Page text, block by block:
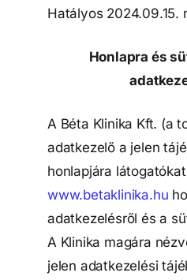
Hatályos 2024.09.15.
Honlapra és
A Béta Klinika Kft. (a
adatkezelő a jelen
honlapjára
www.betaklinika.hu
adatkezelésről és a
A Klinika magára
jelen adatkezelési